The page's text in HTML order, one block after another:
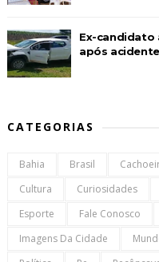
Ex-candidato
após acidente
CATEGORIAS
Bahia Brasil
Cultura
Curiosidades
Esporte
Fale Conosco
Imagens Da Cidade